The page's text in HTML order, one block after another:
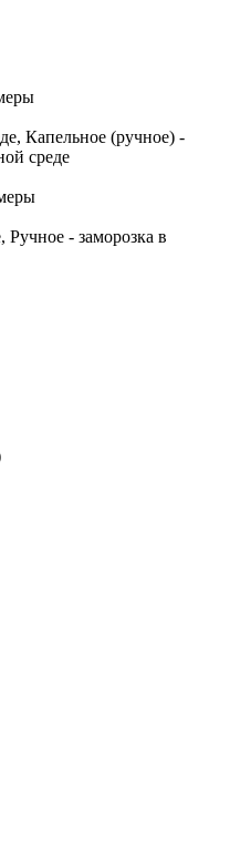
Капельное (ручное) -
среде
Ручное - заморозка в